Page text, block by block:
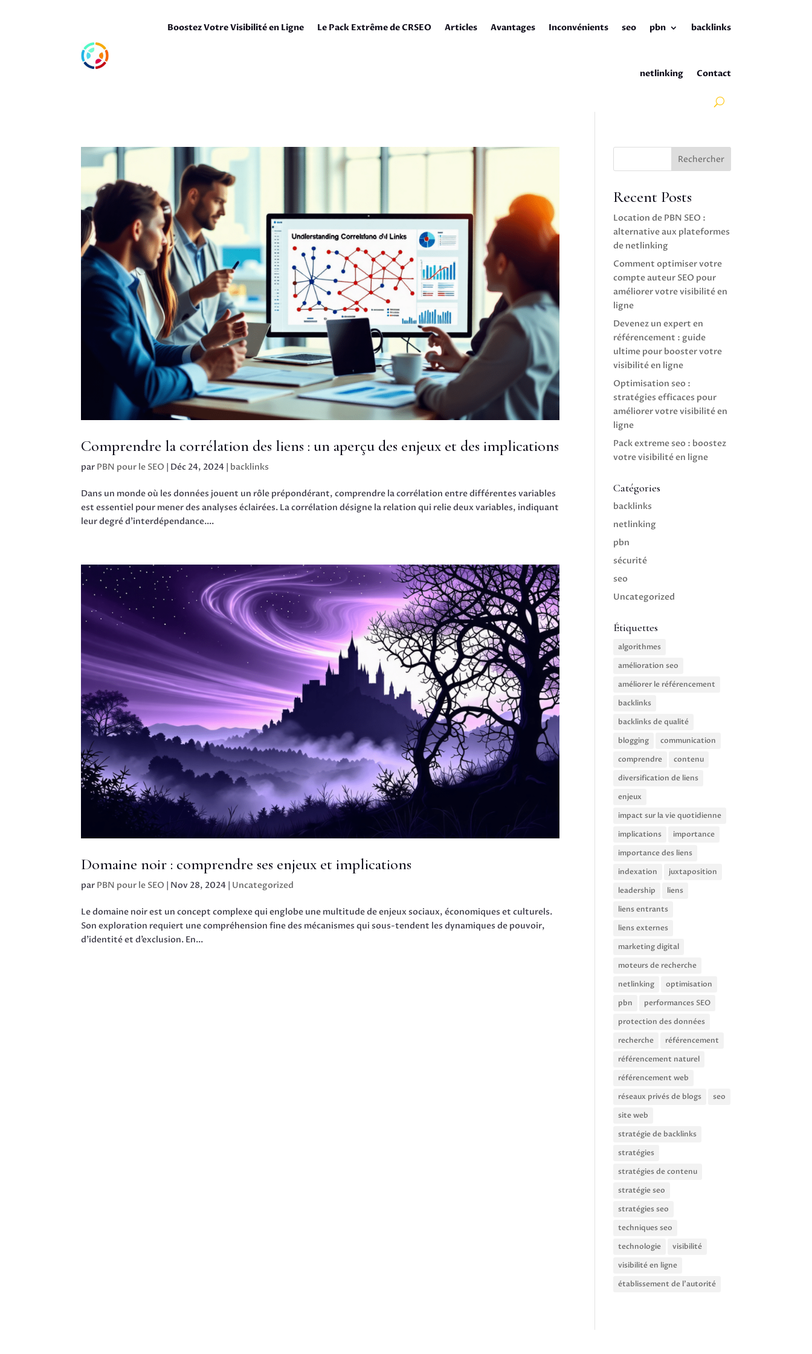
Boostez Votre Visibilité en Ligne Le Pack Extrême de CRSEO Articles Avantages Inconvénients seo pbn backlinks
netlinking Contact
Comprendre la corrélation des liens : un aperçu des enjeux et des implications
par PBN pour le SEO Déc 24, 2024 backlinks
Dans un monde où les données jouent un rôle prépondérant, comprendre la corrélation entre différentes variables
est essentiel pour mener des analyses éclairées. La corrélation désigne la relation qui relie deux variables, indiquant
leur degré d’interdépendance....
Domaine noir : comprendre ses enjeux et implications
par PBN pour le SEO | Nov 28, 2024 | Uncategorized
Le domaine noir est un concept complexe qui englobe une multitude de enjeux sociaux, économiques et culturels.
Son exploration requiert une compréhension fine des mécanismes qui sous-tendent les dynamiques de pouvoir,
d’identité et d’exclusion. En...
Rechercher
Recent Posts
Location de PBN SEO :
alternative aux plateformes
de netlinking
Comment optimiser votre
compte auteur SEO pour
améliorer votre visibilité en
ligne
Devenez un expert en
référencement : guide
ultime pour booster votre
visibilité en ligne
Optimisation seo :
stratégies efficaces pour
améliorer votre visibilité en
ligne
Pack extreme seo : boostez
votre visibilité en ligne
Catégories
backlinks
netlinking
pbn
sécurité
seo
Uncategorized
Étiquettes
algorithmes
amélioration seo
améliorer le référencement
backlinks
backlinks de qualité
blogging
communication
comprendre
contenu
diversification de liens
enjeux
impact sur la vie quotidienne
implications
importance
importance des liens
indexation
juxtaposition
leadership
liens
liens entrants
liens externes
marketing digital
moteurs de recherche
netlinking
optimisation
pbn
performances SEO
protection des données
recherche
référencement
référencement naturel
référencement web
réseaux privés de blogs
seo
site web
stratégie de backlinks
stratégies
stratégies de contenu
stratégie seo
stratégies seo
techniques seo
technologie
visibilité
visibilité en ligne
établissement de l'autorité